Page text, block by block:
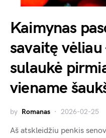
Kaimynas
savaitę vėliau
sulaukė
viename
by Romanas 2026-02-25
Aš atskleidžiu penkis